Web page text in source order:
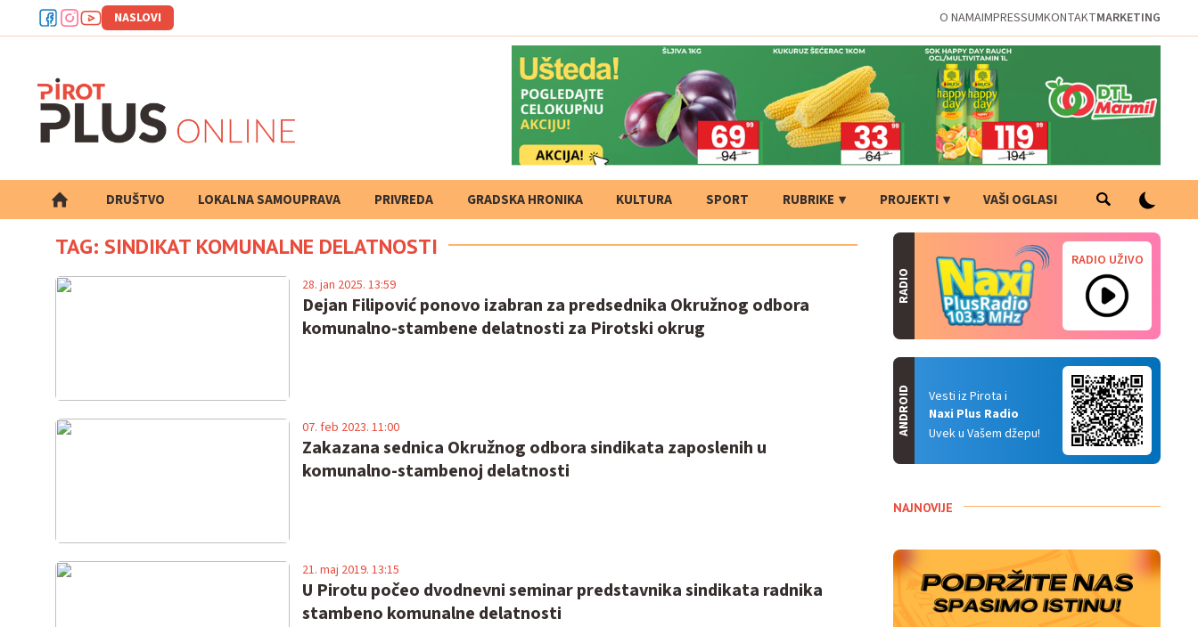
NASLOVI O NAMAIMPRESSUMKONTAKTMARKETING
DRUŠTVO LOKALNA SAMOUPRAVA PRIVREDA GRADSKA HRONIKA KULTURA SPORT RUBRIKE PROJEKTI VAŠI OGLASI
PRETRAGA
TAG: SINDIKAT KOMUNALNE DELATNOSTI
Dejan Filipović ponovo izabran za predsednika Okružnog odbora
komunalno-stambene delatnosti za Pirotski okrug
28. jan 2025. 13:59
Zakazana sednica Okružnog odbora sindikata zaposlenih u
komunalno-stambenoj delatnosti
07. feb 2023. 11:00
U Pirotu počeo dvodnevni seminar predstavnika sindikata radnika
stambeno komunalne delatnosti
21. maj 2019. 13:15
RADIO
RADIO UŽIVO
Vesti iz Pirota i
Naxi Plus Radio
Uvek u Vašem džepu!
ANDROID
NAJNOVIJE